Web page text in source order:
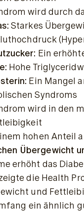
wird durch
Starkes
Ein
Hohe
Ein Mangel
Syndroms
wird in den
hohen Anteil
Übergewicht
erhöht das
die Health
und
ein ähnlich